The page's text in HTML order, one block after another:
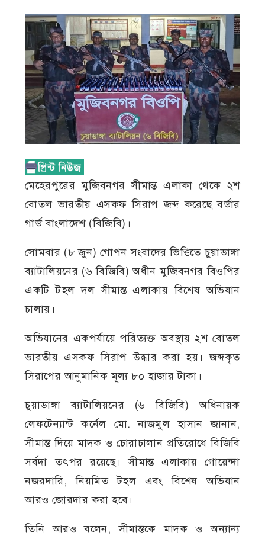
মেহেরপুরের মুজিবনগর সীমান্ত এলাকা থেকে ২শ
বোতল ভারতীয় এসকফ সিরাপ জব্দ করেছে বর্ডার
গার্ড বাংলাদেশ (বিজিবি)।
সোমবার (৮ জুন) গোপন সংবাদের ভিত্তিতে চুয়াডাঙ্গা
ব্যাটালিয়নের (৬ বিজিবি) অধীন মুজিবনগর বিওপির
একটি টহল দল সীমান্ত এলাকায় বিশেষ অভিযান
চালায়।
অভিযানের একপর্যায়ে পরিত্যক্ত অবস্থায় ২শ বোতল
ভারতীয় এসকফ সিরাপ উদ্ধার করা হয়। জব্দকৃত
সিরাপের আনুমানিক মূল্য ৮০ হাজার টাকা।
চুয়াডাঙ্গা ব্যাটালিয়নের (৬ বিজিবি) অধিনায়ক
লেফটেন্যান্ট কর্নেল মো. নাজমুল হাসান জানান,
সীমান্ত দিয়ে মাদক ও চোরাচালান প্রতিরোধে বিজিবি
সর্বদা তৎপর রয়েছে। সীমান্ত এলাকায় গোয়েন্দা
নজরদারি, নিয়মিত টহল এবং বিশেষ অভিযান
আরও জোরদার করা হবে।
তিনি আরও বলেন, সীমান্তকে মাদক ও অন্যান্য